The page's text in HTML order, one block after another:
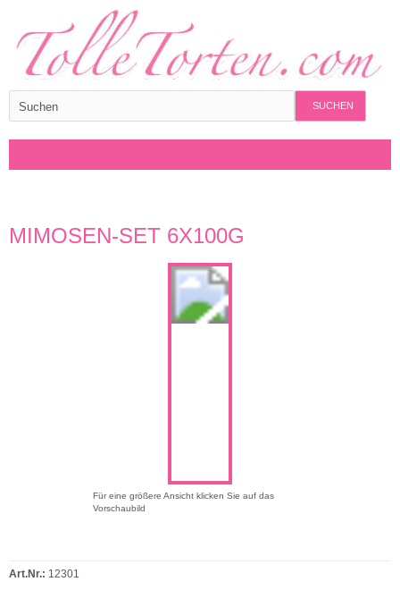
SUCHEN
MIMOSEN-SET 6X100G
Für eine größere Ansicht klicken Sie auf das
Vorschaubild
Art.Nr.: 12301